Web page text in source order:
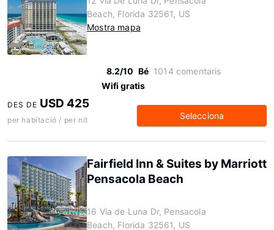
Beach, Florida 32561, US
Mostra mapa
8.2/10 Bé 1014 comentaris
Wifi gratis
DES DE USD 425
per habitació / per nit Selecciona
Fairfield Inn & Suites by Marriott
Pensacola Beach
16 Via de Luna Dr, Pensacola
Beach, Florida 32561, US